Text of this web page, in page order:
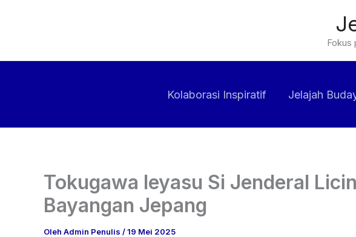
Fokus
Kolaborasi Inspiratif Jelajah
Tokugawa Ieyasu Si Jenderal
Bayangan Jepang
Oleh Admin Penulis /19 Mei 2025